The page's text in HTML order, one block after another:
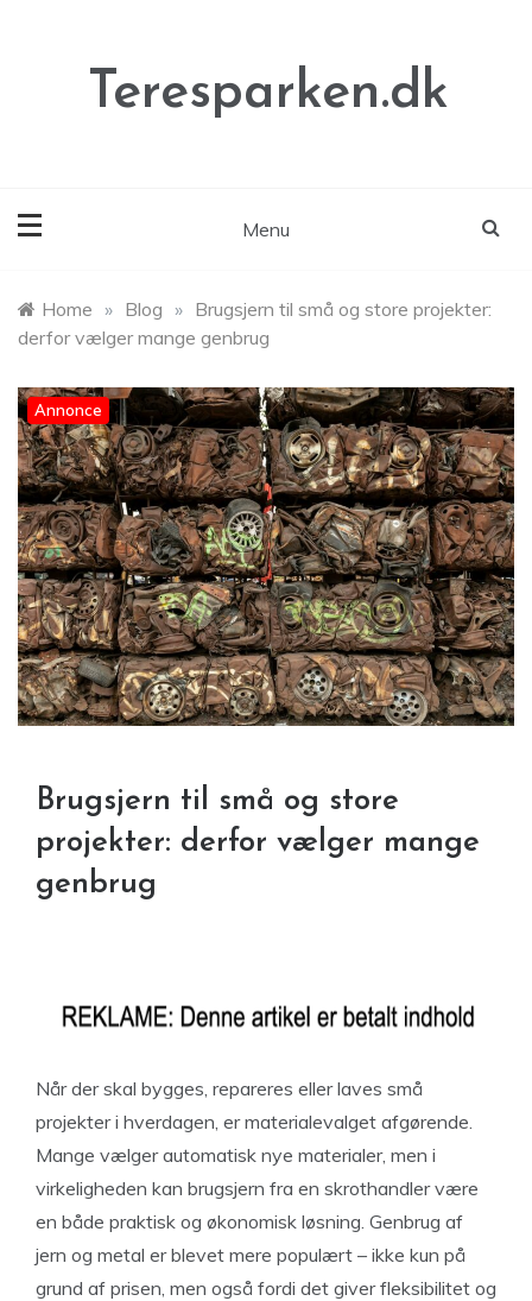
Teresparken.dk
Menu
Home » Blog » Brugsjern til små og store projekter:
derfor vælger mange genbrug
Annonce
Brugsjern til små og store
projekter: derfor vælger mange
genbrug
Når der skal bygges, repareres eller laves små
projekter i hverdagen, er materialevalget afgørende.
Mange vælger automatisk nye materialer, men i
virkeligheden kan brugsjern fra en skrothandler være
en både praktisk og økonomisk løsning. Genbrug af
jern og metal er blevet mere populært – ikke kun på
grund af prisen, men også fordi det giver fleksibilitet og